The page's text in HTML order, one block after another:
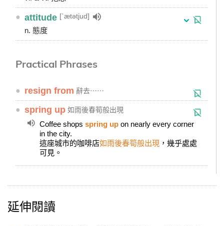
● attitude [ˋætətjud]
n. 態度
Practical Phrases
● resign from 辭去⋯⋯
● spring up 如雨後春筍般出現
Coffee shops spring up on nearly every corner
in the city.
這座城市的咖啡店如雨後春筍般出現 ，幾乎處處
可見。
延伸閱讀